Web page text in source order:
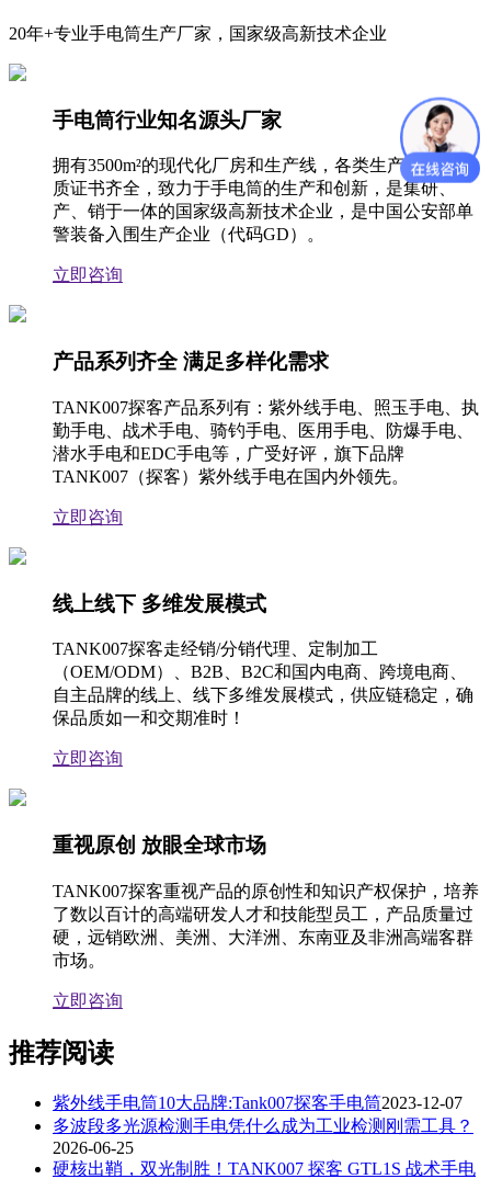
20年+专业手电筒生产厂家，国家级高新技术企业
手电筒行业知名源头厂家
拥有3500m²的现代化厂房和生产线，各类生产设备和资
质证书齐全，致力于手电筒的生产和创新，是集研、
产、销于一体的国家级高新技术企业，是中国公安部单
警装备入围生产企业（代码GD）。
立即咨询
产品系列齐全 满足多样化需求
TANK007探客产品系列有：紫外线手电、照玉手电、执
勤手电、战术手电、骑钓手电、医用手电、防爆手电、
潜水手电和EDC手电等，广受好评，旗下品牌
TANK007（探客）紫外线手电在国内外领先。
立即咨询
线上线下 多维发展模式
TANK007探客走经销/分销代理、定制加工
（OEM/ODM）、B2B、B2C和国内电商、跨境电商、
自主品牌的线上、线下多维发展模式，供应链稳定，确
保品质如一和交期准时！
立即咨询
重视原创 放眼全球市场
TANK007探客重视产品的原创性和知识产权保护，培养
了数以百计的高端研发人才和技能型员工，产品质量过
硬，远销欧洲、美洲、大洋洲、东南亚及非洲高端客群
市场。
立即咨询
推荐阅读
紫外线手电筒10大品牌:Tank007探客手电筒2023-12-07
多波段多光源检测手电凭什么成为工业检测刚需工具？
2026-06-25
硬核出鞘，双光制胜！TANK007 探客 GTL1S 战术手电